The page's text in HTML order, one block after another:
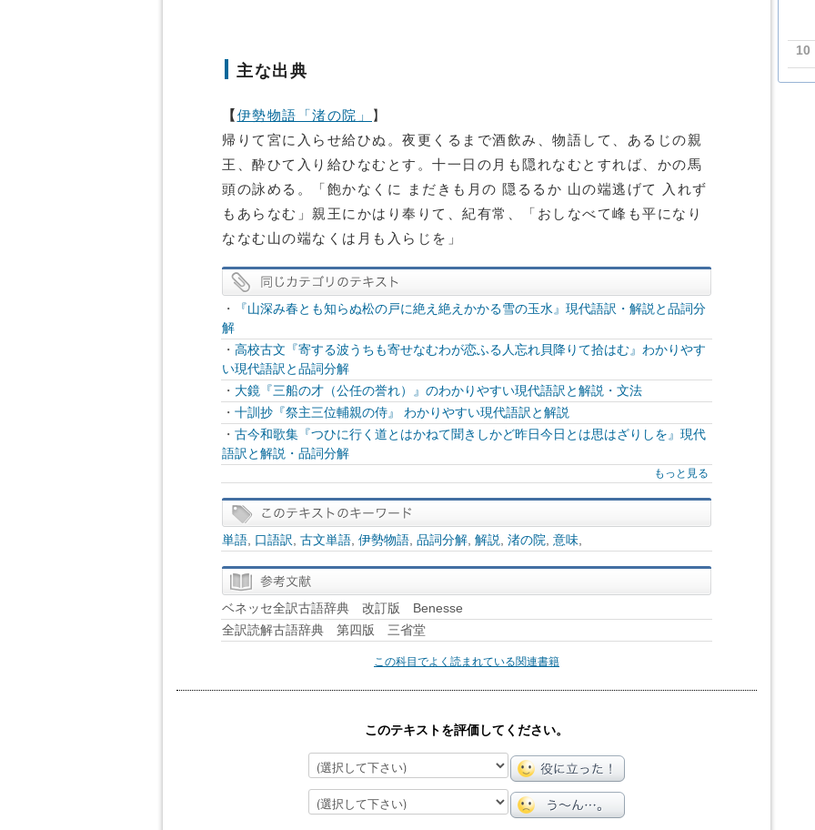
主な出典
【 伊勢物語「渚の院」
】
帰りて宮に入らせ給ひぬ。夜更くるまで酒飲み、物語して、あるじの親
王、酔ひて入り給ひなむとす。十一日の月も隠れなむとすれば、かの馬
頭の詠める。「飽かなくに まだきも月の 隠るるか 山の端逃げて 入れず
もあらなむ」親王にかはり奉りて、紀有常、「おしなべて峰も平になり
ななむ山の端なくは月も入らじを」
・
『山深み春とも知らぬ松の戸に絶え絶えかかる雪の玉水』現代語訳・解説と品詞分
解
・ 高校古文『寄する波うちも寄せなむわが恋ふる人忘れ貝降りて拾はむ』わかりやす
い現代語訳と品詞分解
・ 大鏡『三船の才（公任の誉れ）』のわかりやすい現代語訳と解説・文法
・ 十訓抄『祭主三位輔親の侍』 わかりやすい現代語訳と解説
・ 古今和歌集『つひに行く道とはかねて聞きしかど昨日今日とは思はざりしを』現代
語訳と解説・品詞分解
もっと見る
単語 口語訳 古文単語 伊勢物語 品詞分解 解説 渚の院 意味
ベネッセ全訳古語辞典 改訂版 Benesse
全訳読解古語辞典 第四版 三省堂
この科目でよく読まれている関連書籍
このテキストを評価してください。
10